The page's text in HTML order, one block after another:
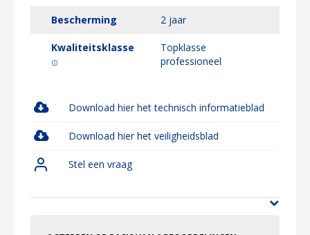
Bescherming 2 jaar
Kwaliteitsklasse
Topklasse
professioneel
Download hier het technisch informatieblad
Download hier het veiligheidsblad
Stel een vraag